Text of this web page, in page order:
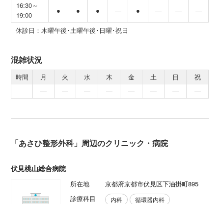
16:30～
19:00
● ● ● ― ● ― ― ―
休診日：木曜午後･土曜午後･日曜･祝日
混雑状況
時間 月 火 水 木 金 土 日
祝
―
― ― ― ― ― ― ―
「あさひ整形外科」周辺のクリニック・病院
伏見桃山総合病院
所在地
京都府京都市伏見区下油掛町895
診療科目
内科
循環器内科